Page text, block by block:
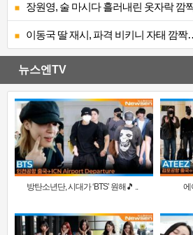
장원영, 술 마시다 흘러내린 옷자락 깜
이동국 딸 재시, 파격 비키니 자태 깜
뉴스엔TV
방탄소년단, 시대가 ‘BTS’ 원해🎵 .. 에